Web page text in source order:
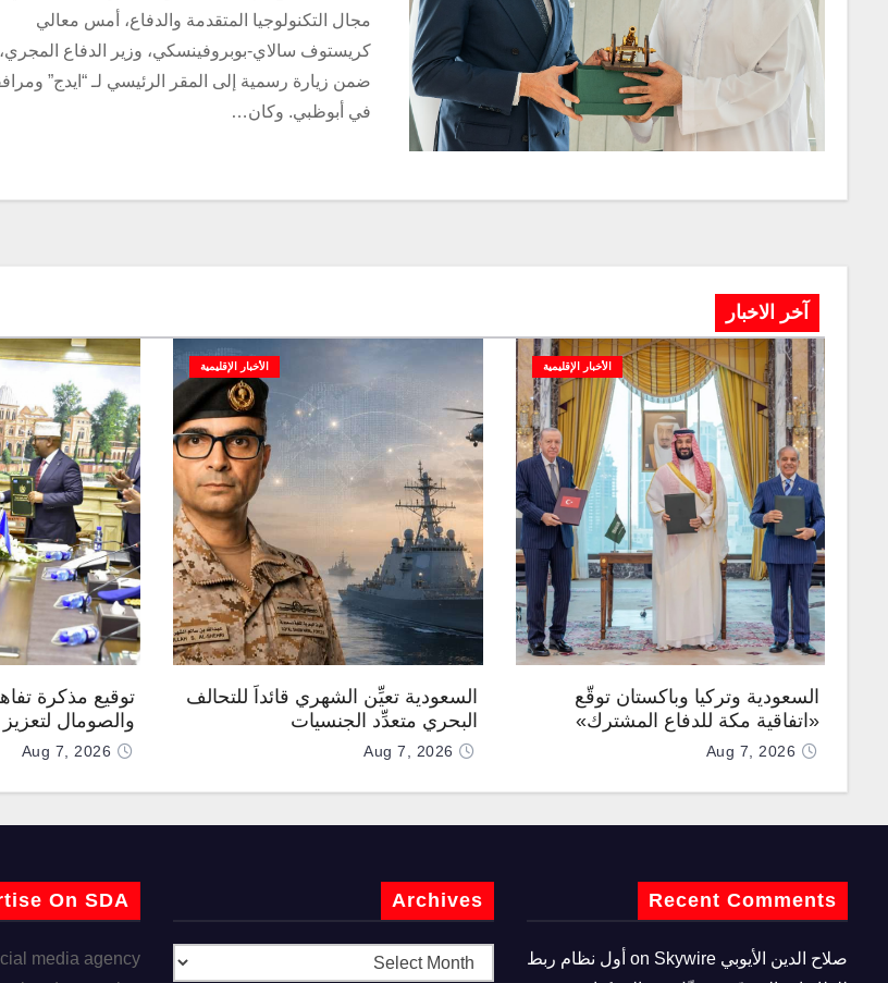
مجال التكنولوجيا المتقدمة والدفاع، أمس معالي
كريستوف سالاي-بوبروفينسكي، وزير الدفاع المجري،
ضمن زيارة رسمية إلى المقر الرئيسي لـ “ايدج”
في أبوظبي. وكان…
آخر الاخبار
الأخبار الإقليمية
السعودية وتركيا وباكستان توقّع
«اتفاقية مكة للدفاع المشترك»
Aug 7, 2026
الأخبار الإقليمية
السعودية تعيِّن الشهري قائداً للتحالف
البحري متعدِّد الجنسيات
Aug 7, 2026
توقيع مذكرة
والصومال
Aug 7, 2026
Recent Comments
صلاح الدين الأيوبي
Skywire أول نظام ربط
Archives
On SDA
media agency